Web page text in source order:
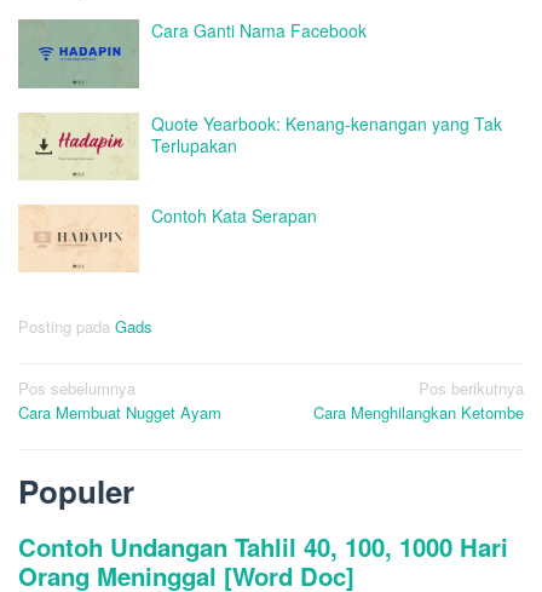
Cara Ganti Nama Facebook
Quote Yearbook: Kenang-kenangan yang Tak
Terlupakan
Contoh Kata Serapan
Posting pada Gads
Navigasi
pos
Pos sebelumnya
Cara Membuat Nugget Ayam
Pos berikutnya
Cara Menghilangkan Ketombe
Populer